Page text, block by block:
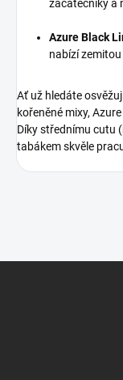
začátečníky a
Azure Black
nabízí
Ať už hledáte
kořeněné mixy,
Díky střednímu cutu
tabákem skvěle